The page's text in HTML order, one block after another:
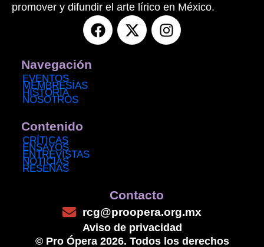
promover y difundir el arte lírico en México.
F
a
X
-
I
n
Navegación
EVENTOS
MEMBRESÍAS
HISTORIA
NOSOTROS
Contenido
CRÍTICAS
ENSAYOS
ENTREVISTAS
NOTICIAS
RESEÑAS
Contacto
rcg@proopera.org.mx
Aviso de privacidad
© Pro Ópera 2026. Todos los derechos